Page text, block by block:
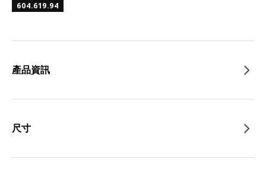
604.619.94
產品資訊
尺寸